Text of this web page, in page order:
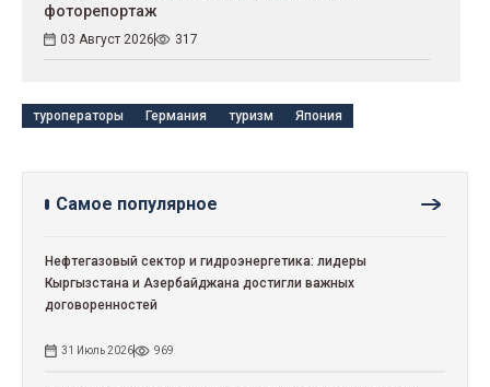
фоторепортаж
03 Август 2026 317
туроператоры Германия туризм Япония
Самое популярное
Нефтегазовый сектор и гидроэнергетика: лидеры
Кыргызстана и Азербайджана достигли важных
договоренностей
31 Июль 2026 969